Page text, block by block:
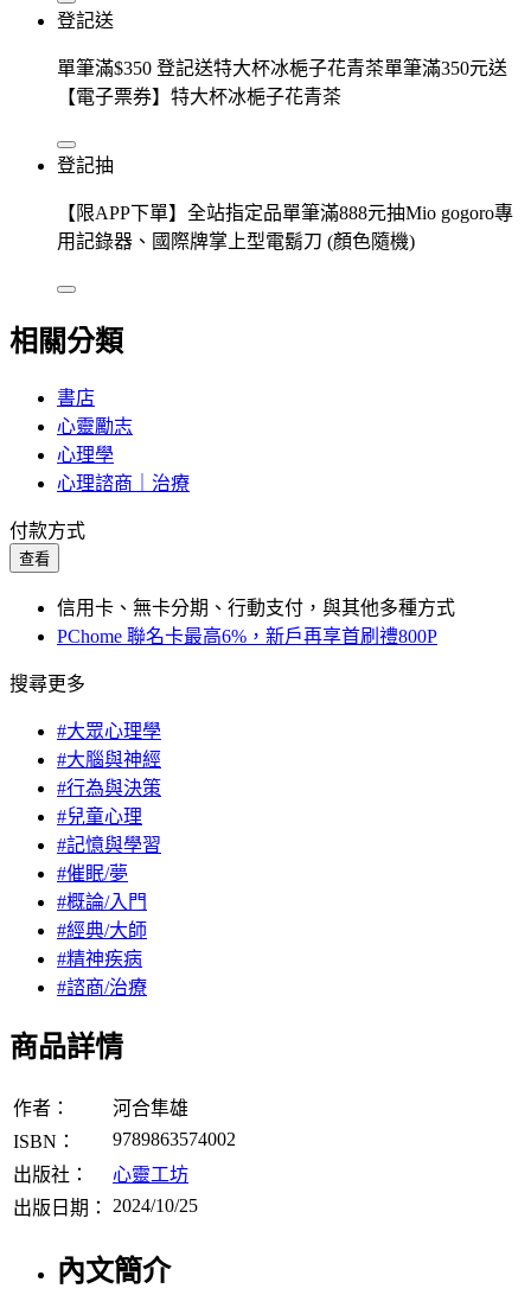
登記送
單筆滿$350 登記送特大杯冰梔子花青茶單筆滿350元送
【電子票券】特大杯冰梔子花青茶
登記抽
【限APP下單】全站指定品單筆滿888元抽Mio gogoro專
用記錄器、國際牌掌上型電鬍刀 (顏色隨機)
相關分類
書店
心靈勵志
心理學
心理諮商｜治療
付款方式
查看
信用卡、無卡分期、行動支付，與其他多種方式
PChome 聯名卡最高6%，新戶再享首刷禮800P
搜尋更多
#大眾心理學
#大腦與神經
#行為與決策
#兒童心理
#記憶與學習
#催眠/夢
#概論/入門
#經典/大師
#精神疾病
#諮商/治療
商品詳情
作者：
河合隼雄
ISBN：
9789863574002
出版社：
心靈工坊
出版日期：
2024/10/25
內文簡介